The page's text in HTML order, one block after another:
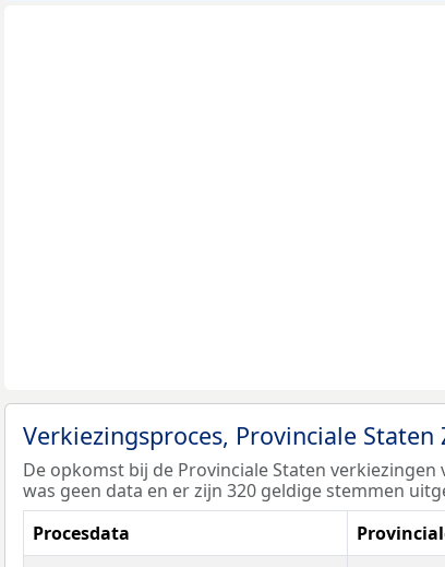
Verkiezingsproces, Provinciale Staten
De opkomst bij de Provinciale Staten
was geen data en er zijn 320 geldige stemmen
Procesdata